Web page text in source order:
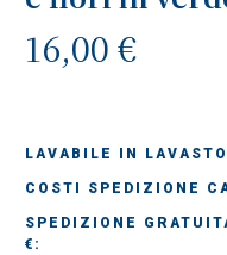
16,00 €
LAVABILE IN
COSTI SPEDIZIONE
SPEDIZIONE
€: